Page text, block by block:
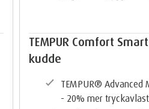
TEMPUR Comfort
kudde
TEMPUR®️ Advanced
- 20% mer